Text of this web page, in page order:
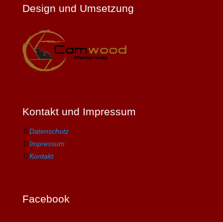
Design und Umsetzung
Kontakt und Impressum
Datenschutz
Impressum
Kontakt
Facebook